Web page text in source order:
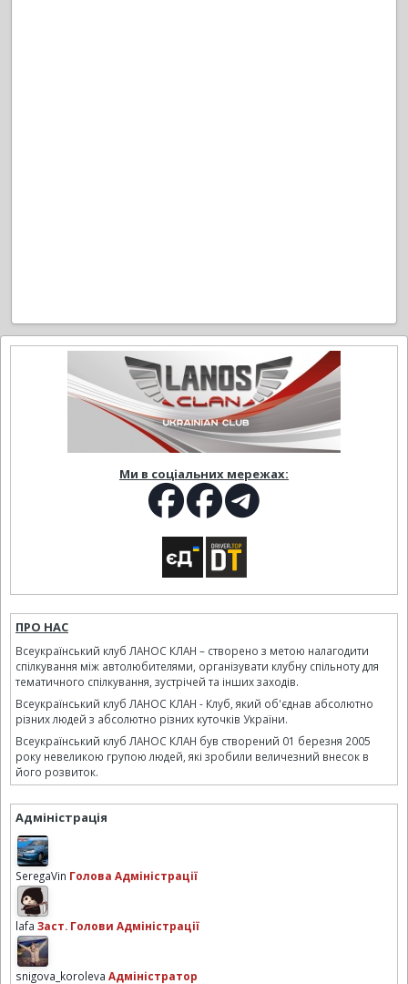
Ми в соціальних мережах:
ПРО НАС
Всеукраїнський клуб ЛАНОС КЛАН – створено з метою налагодити
спілкування між автолюбителями, організувати клубну спільноту для
тематичного спілкування, зустрічей та інших заходів.
Всеукраїнський клуб ЛАНОС КЛАН - Клуб, який об'єднав абсолютно
різних людей з абсолютно різних куточків України.
Всеукраїнський клуб ЛАНОС КЛАН був створений 01 березня 2005
року невеликою групою людей, які зробили величезний внесок в
його розвиток.
Адміністрація
SeregaVin Голова Адміністрації
lafa Заст. Голови Адміністрації
snigova_koroleva Адміністратор